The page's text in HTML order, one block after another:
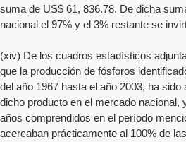
suma de US$ 61, 836.78. De dicha
nacional el 97% y el 3% restante se
(xiv) De los cuadros estadísticos
que la producción de fósforos
del año 1967 hasta el año 2003, ha
dicho producto en el mercado nacional,
años comprendidos en el período
acercaban prácticamente al 100% de